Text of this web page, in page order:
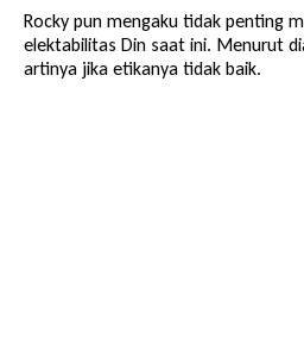
Rocky pun mengaku tidak penting
elektabilitas Din saat ini. Menurut
artinya jika etikanya tidak baik.